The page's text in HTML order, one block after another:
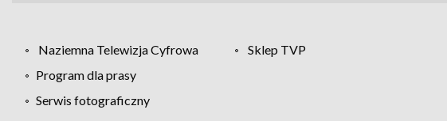
Naziemna Telewizja Cyfrowa
Sklep TVP
Program dla prasy
Serwis fotograficzny